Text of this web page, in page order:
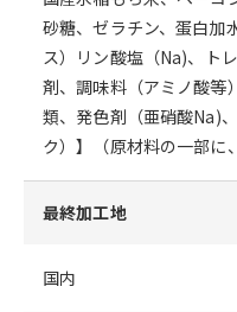
砂糖、ゼラチン、蛋白加
ス）リン酸塩（Na)、ト
剤、調味料（アミノ酸等
類、発色剤（亜硝酸Na)
ク）】（原材料の一部に
最終加工地
国内